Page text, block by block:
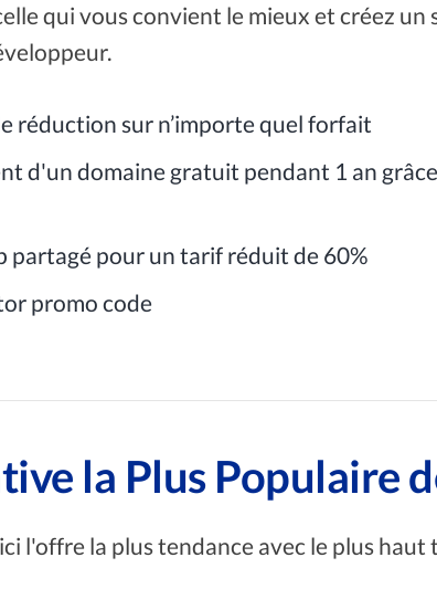
qui vous convient le mieux et créez un
réduction sur n’importe quel forfait
d'un domaine gratuit pendant 1 an
partagé pour un tarif réduit de 60%
promo code
la Plus Populaire
l'offre la plus tendance avec le plus